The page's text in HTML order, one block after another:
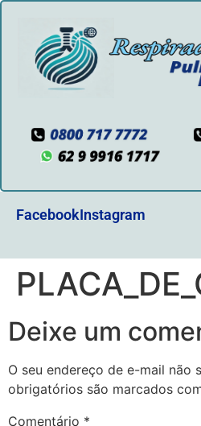
FacebookInstagram
Deixe um
O seu endereço de e-mail não
obrigatórios são marcados
Comentário *